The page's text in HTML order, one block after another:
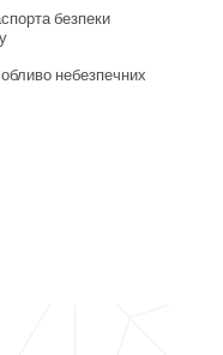
безпеки
небезпечних